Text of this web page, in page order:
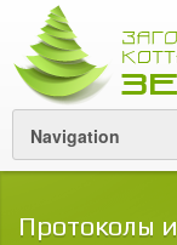
Протоколы